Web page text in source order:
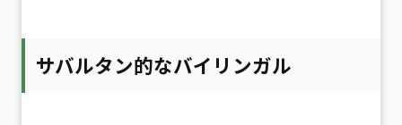
サバルタン的なバイリンガル